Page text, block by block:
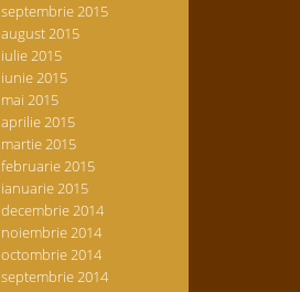
septembrie 2015
august 2015
iulie 2015
iunie 2015
mai 2015
aprilie 2015
martie 2015
februarie 2015
ianuarie 2015
decembrie 2014
noiembrie 2014
octombrie 2014
septembrie 2014